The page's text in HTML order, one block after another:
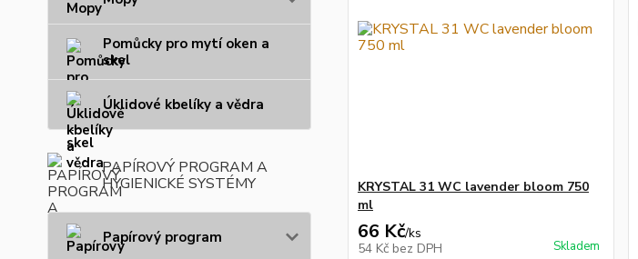
Pomůcky pro mytí oken a
skel
Úklidové kbelíky a vědra
PAPÍROVÝ PROGRAM A
HYGIENICKÉ SYSTÉMY
Papírový program
KRYSTAL 31 WC lavender bloom 750
ml
66 Kč/ks
54 Kč bez DPH Skladem